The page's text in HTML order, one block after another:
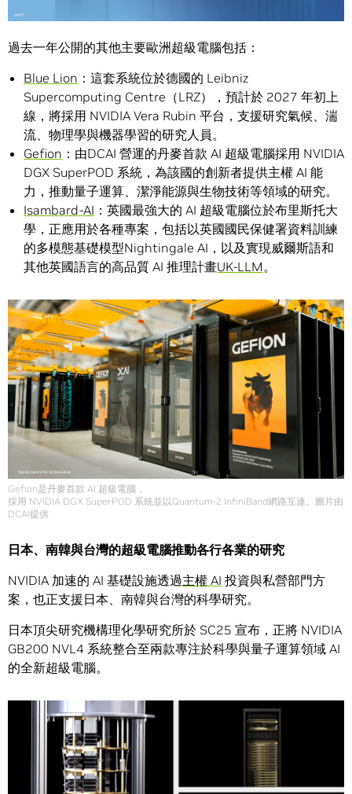
過去一年公開的其他主要歐洲超級電腦包括：
Blue Lion ：這套系統位於德國的 Leibniz
Supercomputing Centre（LRZ），預計於 2027 年初上
線，將採用 NVIDIA Vera Rubin 平台，支援研究氣候、湍
流、物理學與機器學習的研究人員。
Gefion ：由DCAI 營運的丹麥首款 AI 超級電腦採用 NVIDIA
DGX SuperPOD 系統，為該國的創新者提供主權 AI 能
力，推動量子運算、潔淨能源與生物技術等領域的研究。
Isambard-AI ：英國最強大的 AI 超級電腦位於布里斯托大
學，正應用於各種專案，包括以英國國民保健署資料訓練
的多模態基礎模型Nightingale AI，以及實現威爾斯語和
其他英國語言的高品質 AI 推理計畫UK-LLM。
Gefion是丹麥首款 AI 超級電腦，
採用 NVIDIA DGX SuperPOD 系統並以Quantum-2 InfiniBand網路互連。圖片由
DCAI提供
日本、南韓與台灣的超級電腦推動各行各業的研究
NVIDIA 加速的 AI 基礎設施透過主權 AI 投資與私營部門方
案，也正支援日本、南韓與台灣的科學研究。
日本頂尖研究機構理化學研究所於 SC25 宣布，正將 NVIDIA
GB200 NVL4 系統整合至兩款專注於科學與量子運算領域 AI
的全新超級電腦。